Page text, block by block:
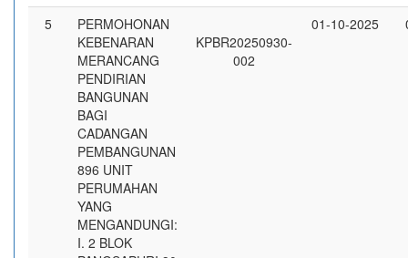
5
PERMOHONAN
KEBENARAN
MERANCANG
PENDIRIAN
BANGUNAN
BAGI
CADANGAN
PEMBANGUNAN
896 UNIT
PERUMAHAN
YANG
MENGANDUNGI:
I. 2 BLOK
KPBR20250930-
002
01-10-2025